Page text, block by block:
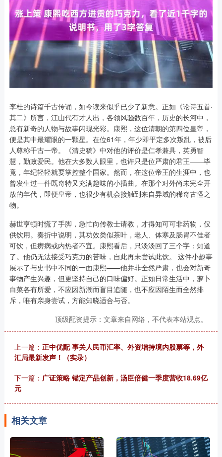
李杜的诗篇千古传诵，如今读来似乎已少了新意。正如《论诗五首·
其二》所言，江山代有才人出，各领风骚数百年，历史的长河中，
总有新奇的人物与故事闪现光彩。康熙，这位清朝的第四位皇帝，
便是其中最耀眼的一颗星。在位61年，年少即平定多次叛乱，被后
人尊称千古一帝。《清史稿》中对他的评价是仁孝兼具，英勇智
慧，勤政爱民。他在大多数人眼里，也许只是位严肃的君王——毕
竟，年纪轻轻就要掌控整个国家。然而，在这位帝王的生涯中，也
曾发生过一件既奇特又充满趣味的小插曲。在那个对外尚未完全开
放的年代，即便皇帝，也很少有机会接触到来自异域的稀奇古怪之
物。
赫世亨顿时慌了手脚，急忙向传教士请教，才得知可可非药物，仅
供饮用。奏折中说明，其功效类似茶叶，老人、体寒及肠胃不佳者
可饮，但痨病或内热者不宜。康熙看后，只淡淡回了三个字：知道
了。他仍无法接受巧克力的苦味，自此再未尝试此饮。 这件小趣事
展示了与史书中不同的一面康熙——他并非全然严肃，也会对新奇
事物产生兴趣，但更坚持自己的口味偏好。正如日常生活中，萝卜
白菜各有所爱，不应因新潮而盲目追随，也不应因陌生而全然排
斥，唯有亲身尝试，方能知晓适合与否。
顶级配资提示：文章来自网络，不代表本站观点。
上一篇： 正中优配 事关人民币汇率、外资增持境内股票等，外
汇局最新发声！（实录）
下一篇： 广证策略 锚定产品创新，汤臣倍健一季度营收18.69亿
元
相关文章